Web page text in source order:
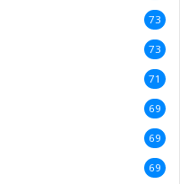
73
73
71
69
69
69